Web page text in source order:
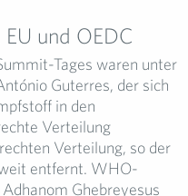
und OEDC
Tages waren unter
Guterres, der sich
in den
Verteilung
Verteilung, so der
entfernt. WHO-
Ghebreyesus